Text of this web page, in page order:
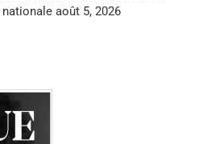
août 5, 2026